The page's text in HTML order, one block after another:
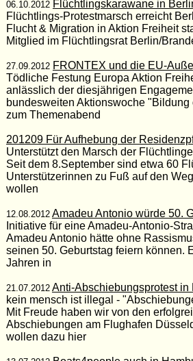
06.10.2012 Flüchtlingskarawane in
Flüchtlings-Protestmarsch erreicht
Flucht & Migration in Aktion Freiheit
Mitglied im Flüchtlingsrat Berlin/
27.09.2012 FRONTEX und die EU-
Tödliche Festung Europa Aktion
anlässlich der diesjährigen
bundesweiten Aktionswoche
zum Themenabend
201209 Für Aufhebung der
Unterstützt den Marsch der
Seit dem 8.September sind etwa 60
Unterstützerinnen zu Fuß auf den
wollen
12.08.2012 Amadeu Antonio würde 50.
Initiative für eine Amadeu-Antonio-
Amadeu Antonio hätte ohne
seinen 50. Geburtstag feiern können.
Jahren in
21.07.2012 Anti-Abschiebungsprotest in
kein mensch ist illegal -
Mit Freude haben wir von den
Abschiebungen am Flughafen
wollen dazu hier